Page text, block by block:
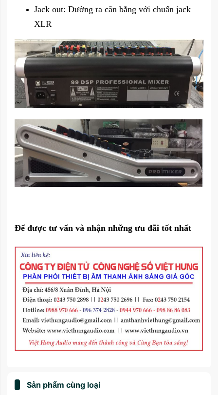
Jack out: Đường ra cân bằng với chuẩn jack
XLR
Để được tư vấn và nhận những ưu đãi tốt nhất
Sản phẩm cùng loại